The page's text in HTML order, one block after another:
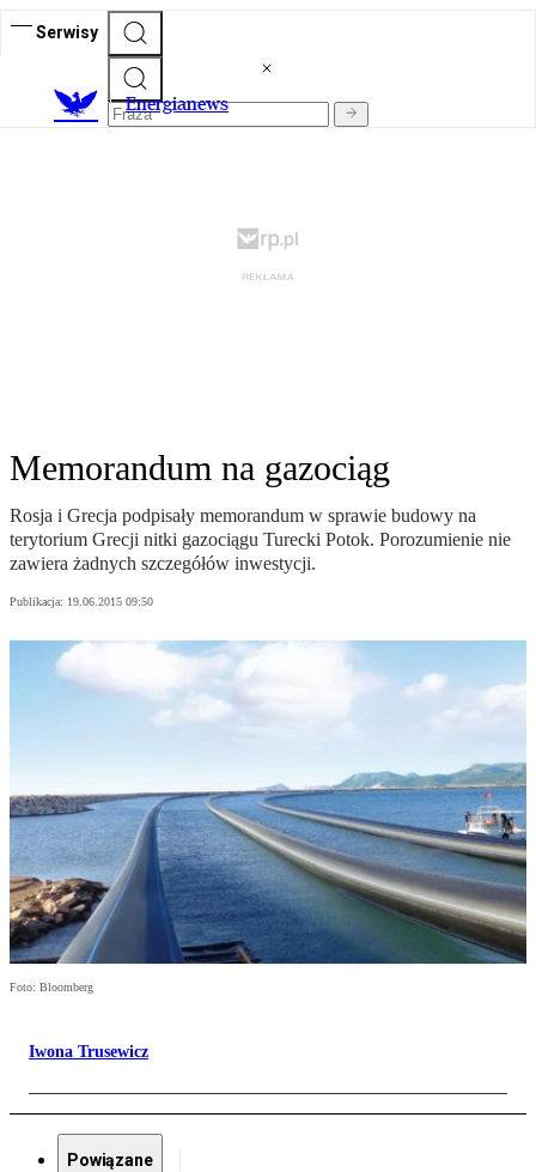
Serwisy
Energianews
Memorandum na gazociąg
Rosja i Grecja podpisały memorandum w sprawie budowy na
terytorium Grecji nitki gazociągu Turecki Potok. Porozumienie nie
zawiera żadnych szczegółów inwestycji.
Publikacja: 19.06.2015 09:50
Foto: Bloomberg
Iwona Trusewicz
Powiązane